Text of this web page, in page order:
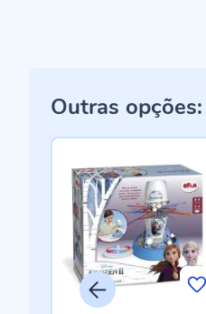
Outras opções: